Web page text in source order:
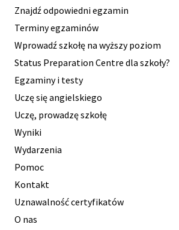
Znajdź odpowiedni egzamin
Terminy egzaminów
Wprowadź szkołę na wyższy poziom
Status Preparation Centre dla szkoły?
Egzaminy i testy
Uczę się angielskiego
Uczę, prowadzę szkołę
Wyniki
Wydarzenia
Pomoc
Kontakt
Uznawalność certyfikatów
O nas